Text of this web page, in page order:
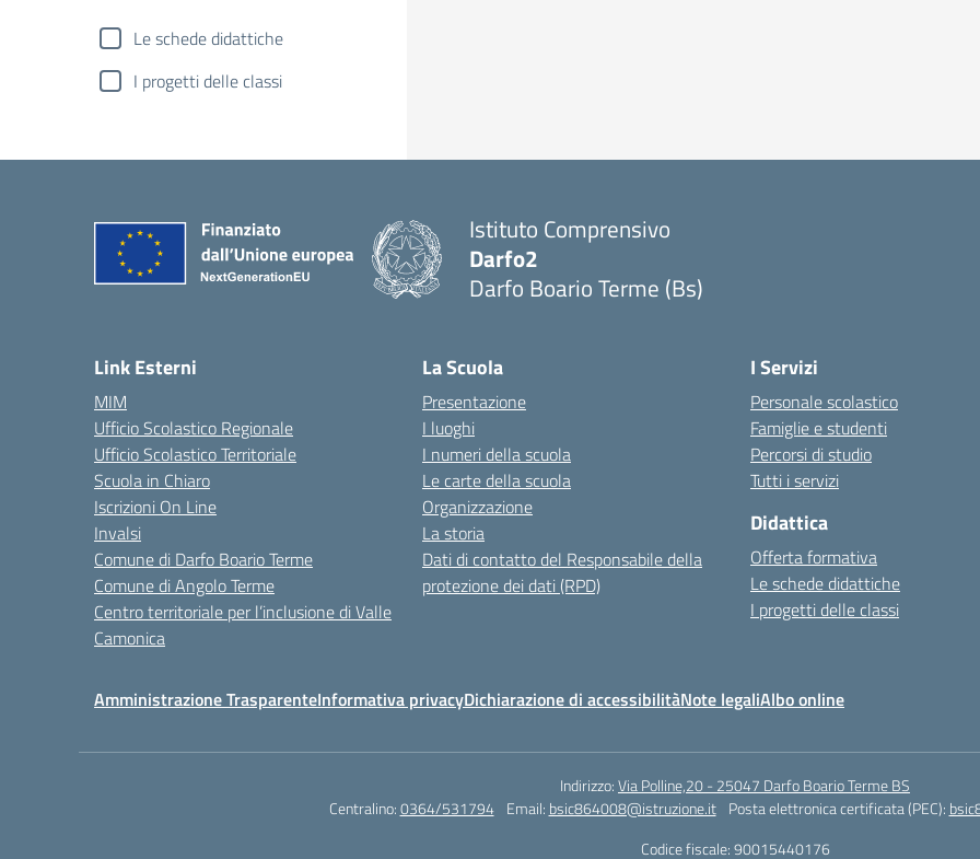
Le schede didattiche
I progetti delle classi
Istituto Comprensivo
Darfo2
Darfo Boario Terme (Bs)
Link Esterni
MIM
Ufficio Scolastico Regionale
Ufficio Scolastico Territoriale
Scuola in Chiaro
Iscrizioni On Line
Invalsi
Comune di Darfo Boario Terme
Comune di Angolo Terme
Centro territoriale per l’inclusione di Valle
Camonica
La Scuola
Presentazione
I luoghi
I numeri della scuola
Le carte della scuola
Organizzazione
La storia
Dati di contatto del Responsabile della
protezione dei dati (RPD)
I Servizi
Personale scolastico
Famiglie e studenti
Percorsi di studio
Tutti i servizi
Didattica
Offerta formativa
Le schede didattiche
I progetti delle classi
Amministrazione TrasparenteInformativa privacyDichiarazione di accessibilitàNote legaliAlbo online
Indirizzo:Via Polline,20 - 25047 Darfo Boario Terme BS
Centralino:0364/531794 Email: bsic864008@istruzione.it Posta elettronica certificata (PEC):
Codice fiscale: 90015440176